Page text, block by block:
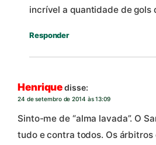
incrível a quantidade de gols
Responder
Henriquedisse:
24 de setembro de 2014 às 13:09
Sinto-me de “alma lavada”. O
tudo e contra todos. Os árbitros